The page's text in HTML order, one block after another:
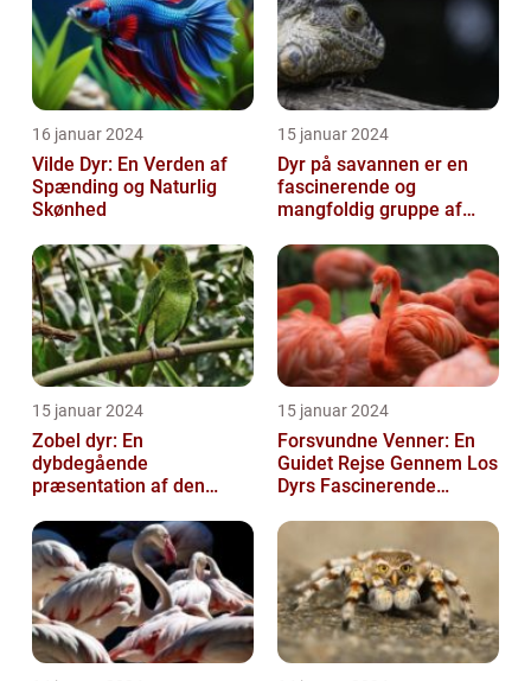
16 januar 2024
Vilde Dyr: En Verden af
Spænding og Naturlig
Skønhed
15 januar 2024
Dyr på savannen er en
fascinerende og
mangfoldig gruppe af
sig det hårde o...
15 januar 2024
Zobel dyr: En
dybdegående
præsentation af den
15 januar 2024
Forsvundne Venner: En
Guidet Rejse Gennem Los
Dyrs Fascinerende